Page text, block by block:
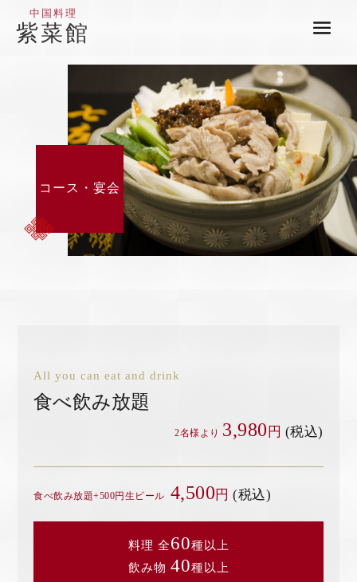
中国料理
紫菜館
コース・宴会
All you can eat and drink
食べ飲み放題
2名様より 3,980 円 (税込)
食べ飲み放題+500円生ビール 4,500 円 (税込)
料理 全60種以上
飲み物 40種以上